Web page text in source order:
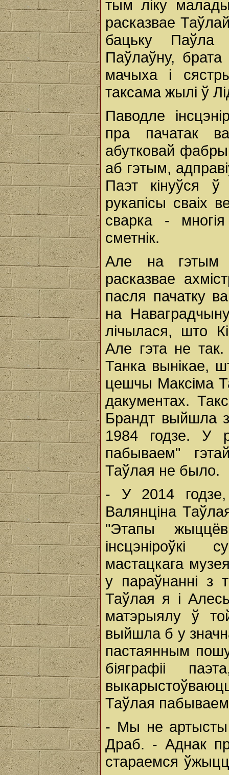
тым ліку
расказвае
бацьку Паўла
Паўлаўну,
мачыха і
таксама жылі ў
Паводле
пра пачатак
абутковай
аб гэтым,
Паэт кінуўся
рукапісы сваіх
сварка -
сметнік.
Але на гэтым
расказвае
пасля пачатку
на
лічылася, што
Але гэта не так.
Танка вынікае,
цешчы Максіма
дакументах.
Брандт выйшла
1984 годзе. У
пабываем"
Таўлая не было.
- У 2014
Валянціна
"Этапы
інсцэніроўкі
мастацкага
у параўнанні з
Таўлая я і
матэрыялу ў
выйшла б у
пастаянным
біяграфіі
Таўлая
- Мы не артысты
Драб. - Аднак
стараемся